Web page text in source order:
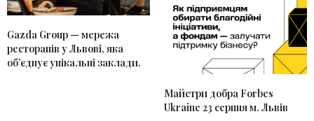
Gazda Group — мережа
ресторанів у Львові, яка
об’єднує унікальні заклади.
Майстри добра Forbes
Ukraine 23 серпня м. Львів